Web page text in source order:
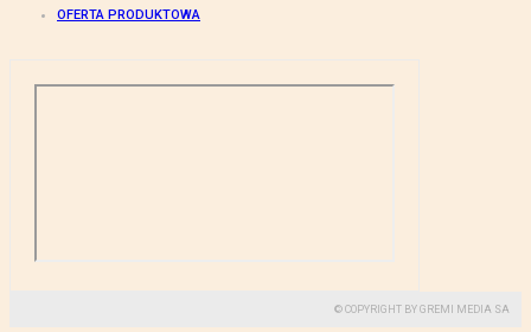
OFERTA PRODUKTOWA
© COPYRIGHT BY GREMI MEDIA SA